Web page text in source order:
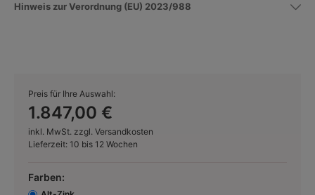
Hinweis zur Verordnung (EU) 2023/988
Preis für Ihre Auswahl:
1.847,00 €
inkl. MwSt. zzgl. Versandkosten
Lieferzeit: 10 bis 12 Wochen
Farben: